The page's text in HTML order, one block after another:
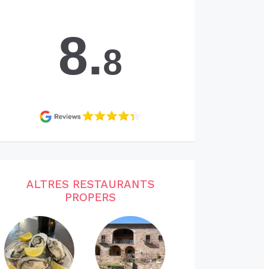
8.8
ALTRES RESTAURANTS
PROPERS